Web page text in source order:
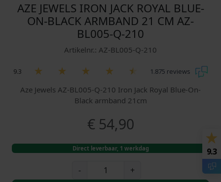
AZE JEWELS IRON JACK ROYAL BLUE-
ON-BLACK ARMBAND 21 CM AZ-
BL005-Q-210
Artikelnr.: AZ-BL005-Q-210
9.3 1.875 reviews
Aze Jewels AZ-BL005-Q-210 Iron Jack Royal Blue-On-
Black armband 21cm
€54,90
Direct leverbaar, 1 werkdag
- +
9.3